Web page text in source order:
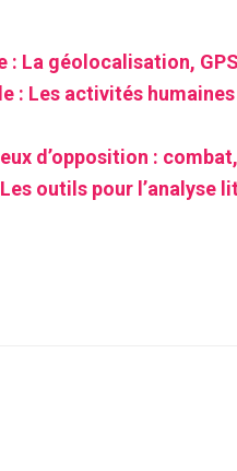
: La géolocalisation,
: Les activités
d’opposition :
outils pour l’analyse